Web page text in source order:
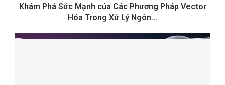
Khám Phá Sức Mạnh của Các Phương Pháp Vector
Hóa Trong Xử Lý Ngôn...